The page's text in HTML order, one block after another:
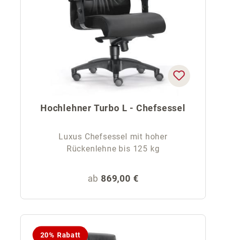
Hochlehner Turbo L - Chefsessel
Luxus Chefsessel mit hoher
Rückenlehne bis 125 kg
Regulärer Preis:
ab 869,00 €
20% Rabatt